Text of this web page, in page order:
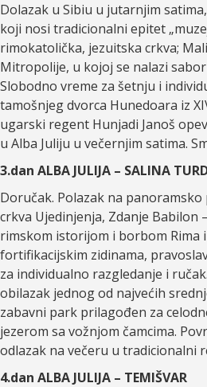
Dolazak u Sibiu u jutarnjim
koji nosi tradicionalni epitet
rimokatolička, jezuitska crkva;
Mitropolije, u kojoj se nalazi
Slobodno vreme za šetnju i
tamošnjeg dvorca Hunedoara iz
ugarski regent Hunjadi Janoš
u Alba Juliju u večernjim satima.
3.dan ALBA JULIJA – SALINA
Doručak. Polazak na
crkva Ujedinjenja, Zdanje Babilon
rimskom istorijom i borbom Rima
fortifikacijskim zidinama,
za individualno razgledanje i
obilazak jednog od najvećih
zabavni park prilagođen za
jezerom sa vožnjom čamcima.
odlazak na večeru u tradicionalni
4.dan ALBA JULIJA – TEMIŠVAR